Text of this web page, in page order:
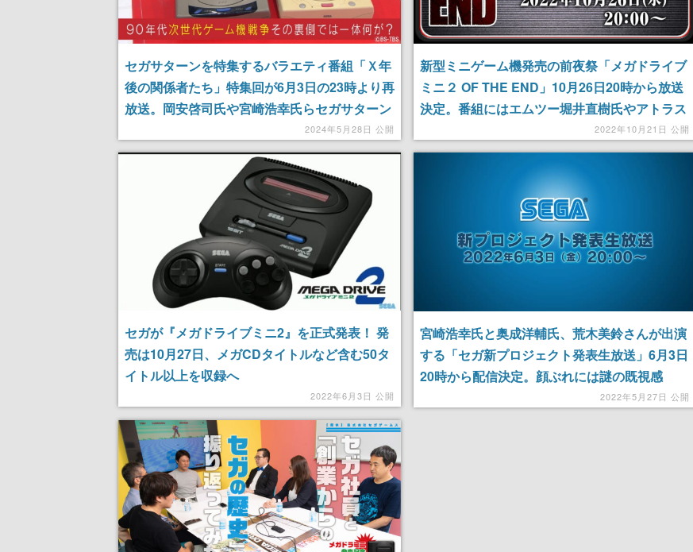
セガサターンを特集するバラエティ番組「Ｘ年
後の関係者たち」特集回が6月3日の23時より再
放送。岡安啓司氏や宮崎浩幸氏らセガサターン
2024年5月28日 公開
新型ミニゲーム機発売の前夜祭「メガドライブ
ミニ２ OF THE END」10月26日20時から放送
決定。番組にはエムツー堀井直樹氏やアトラス
宮崎浩幸氏ら豪華ゲスト陣が出演2022年10月21日 公開
セガが『メガドライブミニ2』を正式発表！ 発
売は10月27日、メガCDタイトルなど含む50タ
イトル以上を収録へ
2022年6月3日 公開
宮崎浩幸氏と奥成洋輔氏、荒木美鈴さんが出演
する「セガ新プロジェクト発表生放送」6月3日
20時から配信決定。顔ぶれには謎の既視感
2022年5月27日 公開